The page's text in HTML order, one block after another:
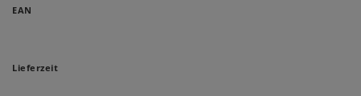
EAN
Lieferzeit